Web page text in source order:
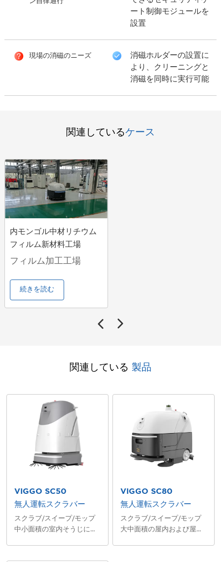
ート制御モジュールを
設置
現場の消磁のニーズ
消磁ホルダーの設置に
より、クリーニングと
消磁を同時に実行可能
関連しているケース
内モンゴル中材リチウム
フィルム新材料工場
フィルム加工工場
続きを読む
関連している 製品
VIGGO SC50
無人運転スクラバー
スクラブ/スイープ/モップ
中小面積の室内そうじに適
VIGGO SC80
無人運転スクラバー
スクラブ/スイープ/モップ
大中面積の屋内および屋外